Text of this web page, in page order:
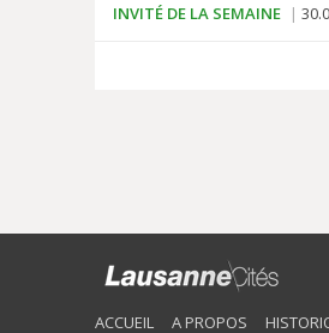
INVITÉ DE LA SEMAINE
ACCUEIL A PROPOS